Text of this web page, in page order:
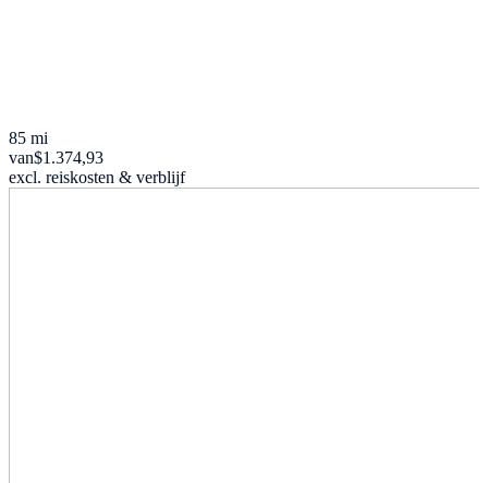
85 mi
van$1.374,93
excl. reiskosten & verblijf